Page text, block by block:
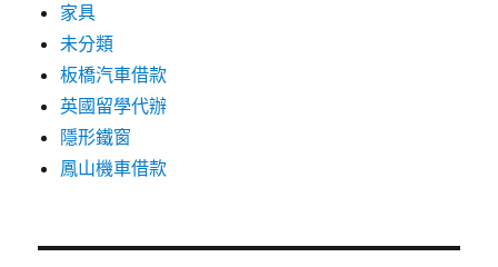
家具
未分類
板橋汽車借款
英國留學代辦
隱形鐵窗
鳳山機車借款